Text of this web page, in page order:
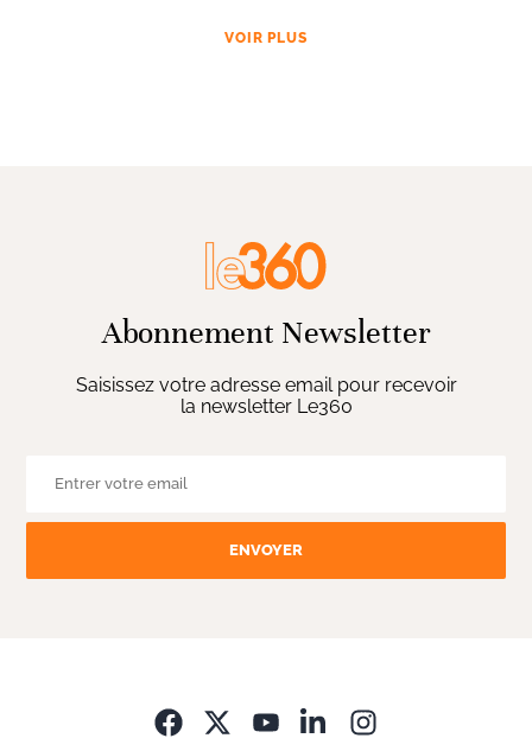
VOIR PLUS
Abonnement Newsletter
Saisissez votre adresse email pour recevoir
la newsletter Le360
ENVOYER